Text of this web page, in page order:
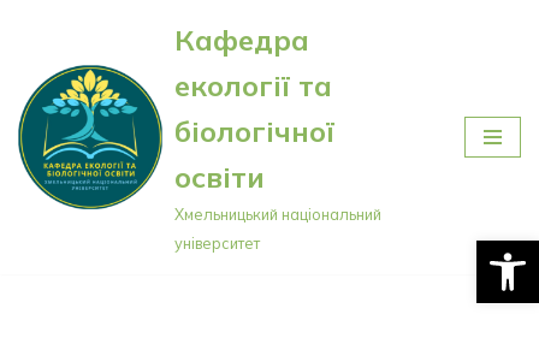
Перейти
до
вмісту
Кафедра
екології та
біологічної
освіти
Хмельницький національний
університет